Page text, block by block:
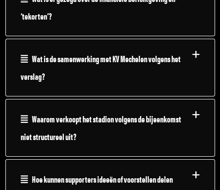
‘tekorten’?
Wat is de samenwerking met KV Mechelen volgens het
verslag?
Waarom verkoopt het stadion volgens de bijeenkomst
niet structureel uit?
Hoe kunnen supporters ideeën of voorstellen delen